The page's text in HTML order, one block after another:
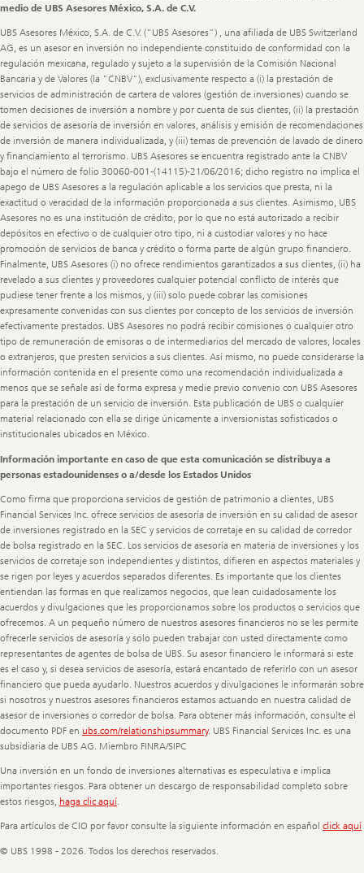
medio de UBS Asesores México, S.A. de C.V.
UBS Asesores México, S.A. de C.V. (“UBS Asesores”) , una afiliada de UBS Switzerland
AG, es un asesor en inversión no independiente constituido de conformidad con la
regulación mexicana, regulado y sujeto a la supervisión de la Comisión Nacional
Bancaria y de Valores (la "CNBV"), exclusivamente respecto a (i) la prestación de
servicios de administración de cartera de valores (gestión de inversiones) cuando se
tomen decisiones de inversión a nombre y por cuenta de sus clientes, (ii) la prestación
de servicios de asesoría de inversión en valores, análisis y emisión de recomendaciones
de inversión de manera individualizada, y (iii) temas de prevención de lavado de dinero
y financiamiento al terrorismo. UBS Asesores se encuentra registrado ante la CNBV
bajo el número de folio 30060-001-(14115)-21/06/2016; dicho registro no implica el
apego de UBS Asesores a la regulación aplicable a los servicios que presta, ni la
exactitud o veracidad de la información proporcionada a sus clientes. Asimismo, UBS
Asesores no es una institución de crédito, por lo que no está autorizado a recibir
depósitos en efectivo o de cualquier otro tipo, ni a custodiar valores y no hace
promoción de servicios de banca y crédito o forma parte de algún grupo financiero.
Finalmente, UBS Asesores (i) no ofrece rendimientos garantizados a sus clientes, (ii) ha
revelado a sus clientes y proveedores cualquier potencial conflicto de interés que
pudiese tener frente a los mismos, y (iii) solo puede cobrar las comisiones
expresamente convenidas con sus clientes por concepto de los servicios de inversión
efectivamente prestados. UBS Asesores no podrá recibir comisiones o cualquier otro
tipo de remuneración de emisoras o de intermediarios del mercado de valores, locales
o extranjeros, que presten servicios a sus clientes. Así mismo, no puede considerarse la
información contenida en el presente como una recomendación individualizada a
menos que se señale así de forma expresa y medie previo convenio con UBS Asesores
para la prestación de un servicio de inversión. Esta publicación de UBS o cualquier
material relacionado con ella se dirige únicamente a inversionistas sofisticados o
institucionales ubicados en México.
Información importante en caso de que esta comunicación se distribuya a
personas estadounidenses o a/desde los Estados Unidos
Como firma que proporciona servicios de gestión de patrimonio a clientes, UBS
Financial Services Inc. ofrece servicios de asesoría de inversión en su calidad de asesor
de inversiones registrado en la SEC y servicios de corretaje en su calidad de corredor
de bolsa registrado en la SEC. Los servicios de asesoría en materia de inversiones y los
servicios de corretaje son independientes y distintos, difieren en aspectos materiales y
se rigen por leyes y acuerdos separados diferentes. Es importante que los clientes
entiendan las formas en que realizamos negocios, que lean cuidadosamente los
acuerdos y divulgaciones que les proporcionamos sobre los productos o servicios que
ofrecemos. A un pequeño número de nuestros asesores financieros no se les permite
ofrecerle servicios de asesoría y solo pueden trabajar con usted directamente como
representantes de agentes de bolsa de UBS. Su asesor financiero le informará si este
es el caso y, si desea servicios de asesoría, estará encantado de referirlo con un asesor
financiero que pueda ayudarlo. Nuestros acuerdos y divulgaciones le informarán sobre
si nosotros y nuestros asesores financieros estamos actuando en nuestra calidad de
asesor de inversiones o corredor de bolsa. Para obtener más información, consulte el
documento PDF en ubs.com/relationshipsummary. UBS Financial Services Inc. es una
subsidiaria de UBS AG. Miembro FINRA/SIPC
Una inversión en un fondo de inversiones alternativas es especulativa e implica
importantes riesgos. Para obtener un descargo de responsabilidad completo sobre
estos riesgos, haga clic aquí.
Para artículos de CIO por favor consulte la siguiente información en español click aquí
© UBS 1998 - 2026. Todos los derechos reservados.